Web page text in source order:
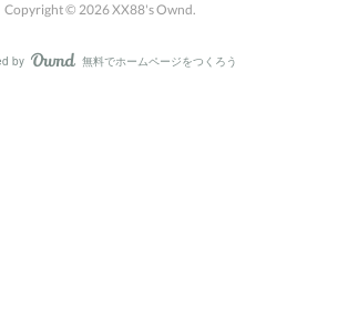
Copyright © 2026XX88's Ownd.
by AmebaOwnd
無料でホームページをつくろう